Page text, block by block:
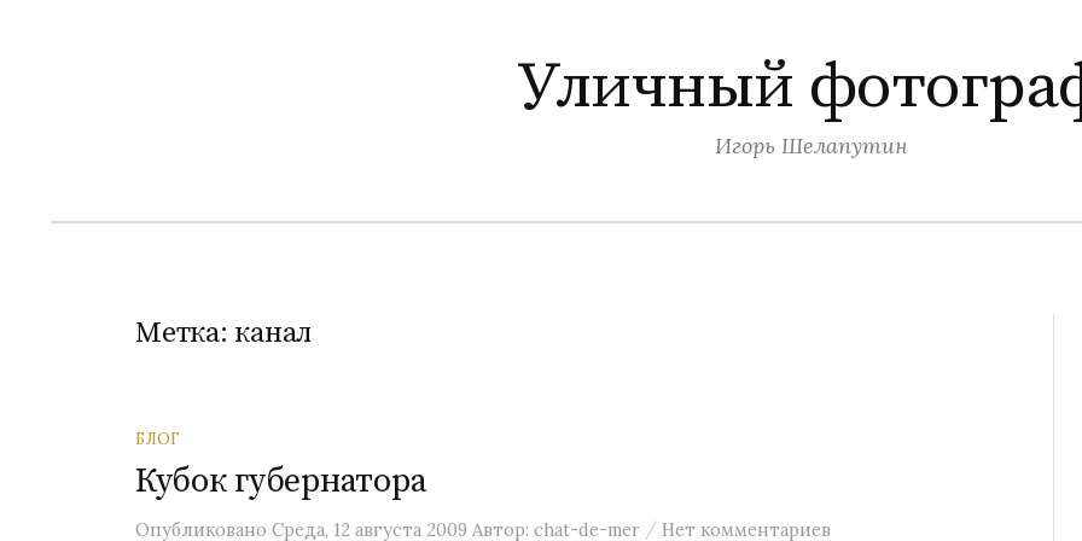
и
Уличный
Игорь Шелапутин
Метка: канал
БЛОГ
Кубок губернатора
Опубликовано Среда, 12 августа 2009 Автор: chat-de-mer / Нет комментариев